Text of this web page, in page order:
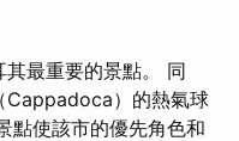
最重要的景點。 同
Cappadoca）的熱氣球
點使該市的優先角色和